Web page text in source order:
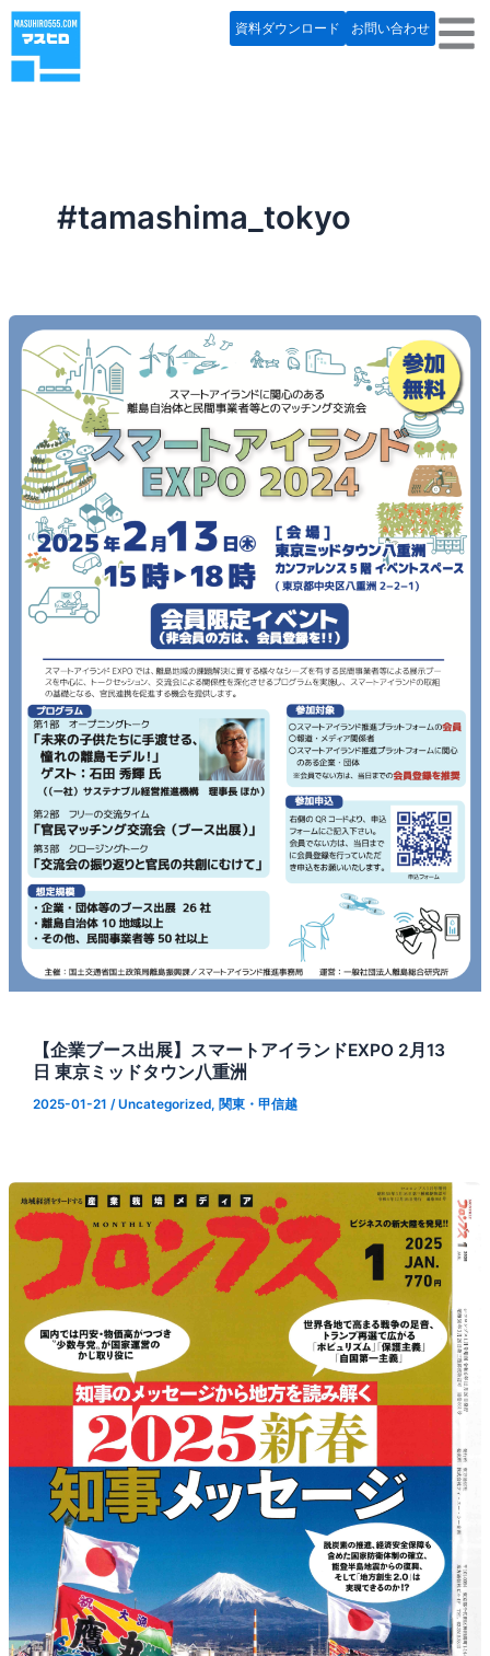
内
を
お問い合わせ
資料ダウンロード
#tamashima_tokyo
【企業ブース出展】スマートアイランドEXPO 2月13
日 東京ミッドタウン八重洲
2025-01-21 /Uncategorized, 関東・甲信越